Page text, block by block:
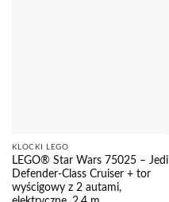
KLOCKI LEGO
LEGO® Star Wars 75025 – Jedi
Defender-Class Cruiser + tor
wyścigowy z 2 autami,